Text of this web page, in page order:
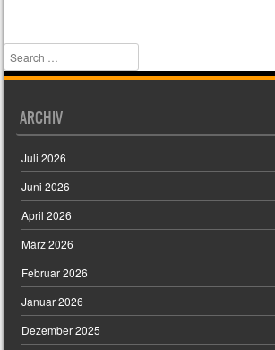
Search
ARCHIV
Juli 2026
Juni 2026
April 2026
März 2026
Februar 2026
Januar 2026
Dezember 2025